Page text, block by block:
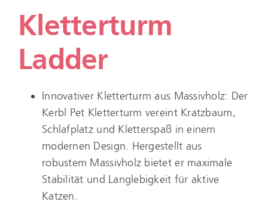
Kletterturm
Ladder
Innovativer Kletterturm aus Massivholz: Der
Kerbl Pet Kletterturm vereint Kratzbaum,
Schlafplatz und Kletterspaß in einem
modernen Design. Hergestellt aus
robustem Massivholz bietet er maximale
Stabilität und Langlebigkeit für aktive
Katzen.